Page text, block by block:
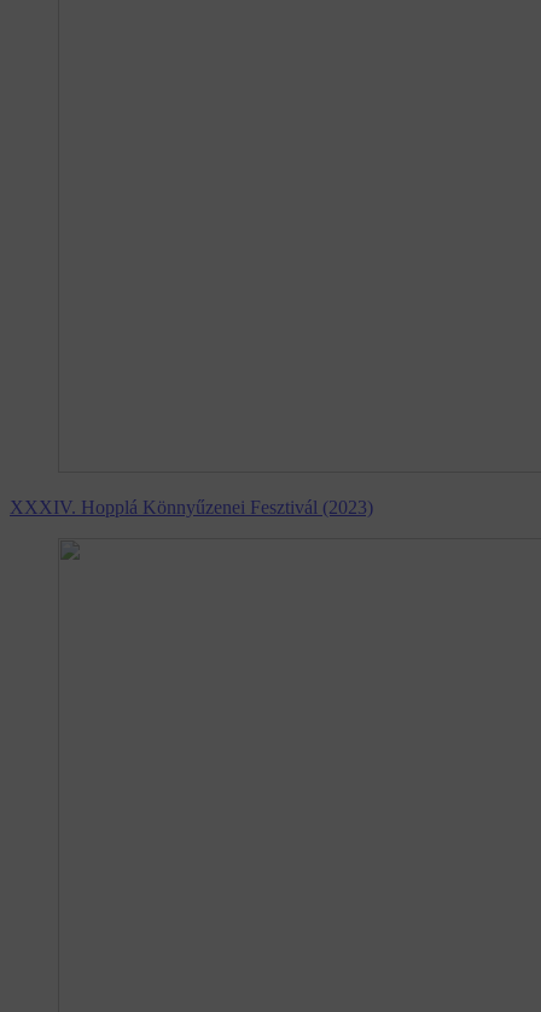
XXXIV. Hopplá Könnyűzenei Fesztivál (2023)